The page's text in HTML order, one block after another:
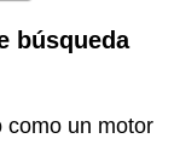
búsqueda
como un motor